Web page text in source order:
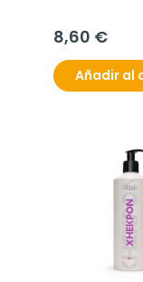
8,60 €
Añadir al